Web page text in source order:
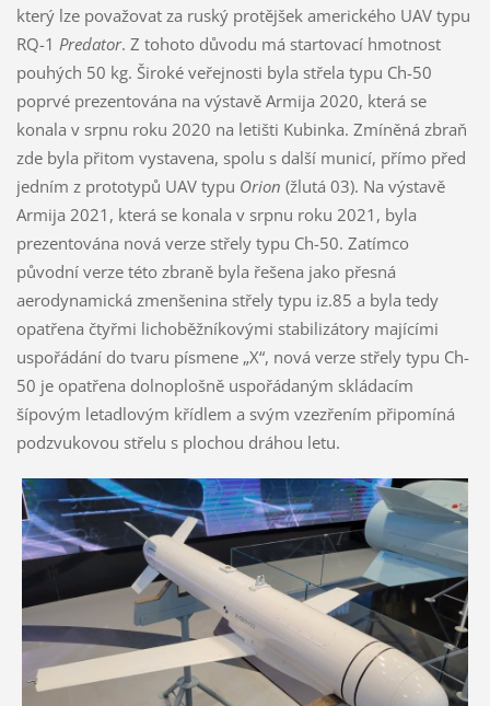
který lze považovat za ruský protějšek amerického UAV typu
RQ-1 Predator. Z tohoto důvodu má startovací hmotnost
pouhých 50 kg. Široké veřejnosti byla střela typu Ch-50
poprvé prezentována na výstavě Armija 2020, která se
konala v srpnu roku 2020 na letišti Kubinka. Zmíněná zbraň
zde byla přitom vystavena, spolu s další municí, přímo před
jedním z prototypů UAV typu Orion (žlutá 03). Na výstavě
Armija 2021, která se konala v srpnu roku 2021, byla
prezentována nová verze střely typu Ch-50. Zatímco
původní verze této zbraně byla řešena jako přesná
aerodynamická zmenšenina střely typu iz.85 a byla tedy
opatřena čtyřmi lichoběžníkovými stabilizátory majícími
uspořádání do tvaru písmene „X“, nová verze střely typu Ch-
50 je opatřena dolnoplošně uspořádaným skládacím
šípovým letadlovým křídlem a svým vzezřením připomíná
podzvukovou střelu s plochou dráhou letu.